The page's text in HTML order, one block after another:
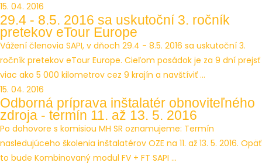
15. 04. 2016
29.4 - 8.5. 2016 sa uskutoční 3. ročník
pretekov eTour Europe
Vážení členovia SAPI, v dňoch 29.4 - 8.5. 2016 sa uskutoční 3.
ročník pretekov eTour Europe. Cieľom posádok je za 9 dní prejsť
viac ako 5 000 kilometrov cez 9 krajín a navštíviť ...
15. 04. 2016
Odborná príprava inštalatér obnoviteľného
zdroja - termín 11. až 13. 5. 2016
Po dohovore s komisiou MH SR oznamujeme: Termín
nasledujúceho školenia inštalatérov OZE na 11. až 13. 5. 2016. Opäť
to bude Kombinovaný modul FV + FT SAPI ...